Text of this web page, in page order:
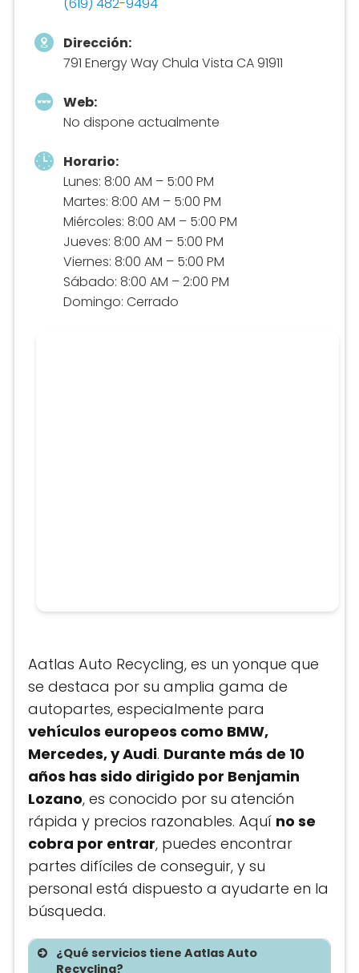
Dirección:
791 Energy Way Chula Vista CA 91911
Web:
No dispone actualmente
Horario:
Lunes: 8:00 AM – 5:00 PM
Martes: 8:00 AM – 5:00 PM
Miércoles: 8:00 AM – 5:00 PM
Jueves: 8:00 AM – 5:00 PM
Viernes: 8:00 AM – 5:00 PM
Sábado: 8:00 AM – 2:00 PM
Domingo: Cerrado
Aatlas Auto Recycling, es un yonque que
se destaca por su amplia gama de
autopartes, especialmente para
vehículos europeos como BMW,
Mercedes, y Audi. Durante más de 10
años has sido dirigido por Benjamin
Lozano, es conocido por su atención
rápida y precios razonables. Aquí no se
cobra por entrar, puedes encontrar
partes difíciles de conseguir, y su
personal está dispuesto a ayudarte en la
búsqueda.
¿Qué servicios tiene Aatlas Auto
Recycling?